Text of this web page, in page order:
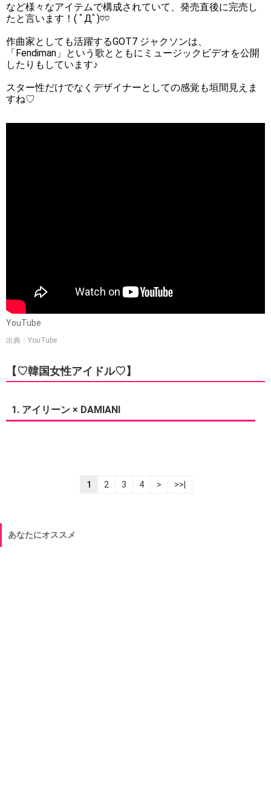
など様々なアイテムで構成されていて、発売直後に完売し
たと言います！( ﾟДﾟ)♡♡
作曲家としても活躍するGOT7 ジャクソンは、
「Fendiman」という歌とともにミュージックビデオを公開
したりもしています♪
スター性だけでなくデザイナーとしての感覚も垣間見えま
すね♡
YouTube
出典：YouTube
【♡韓国女性アイドル♡】
1. アイリーン × DAMIANI
1 2 3 4 > >>|
あなたにオススメ